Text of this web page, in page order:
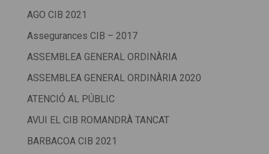
AGO CIB 2021
Assegurances CIB – 2017
ASSEMBLEA GENERAL ORDINÀRIA
ASSEMBLEA GENERAL ORDINÀRIA 2020
ATENCIÓ AL PÚBLIC
AVUI EL CIB ROMANDRÀ TANCAT
BARBACOA CIB 2021